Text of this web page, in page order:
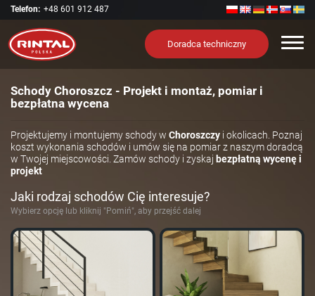
Telefon: +48 601 912 487
Doradca techniczny
Schody Choroszcz - Projekt i montaż, pomiar i
bezpłatna wycena
Projektujemy i montujemy schody w Choroszczy i okolicach. Poznaj
koszt wykonania schodów i umów się na pomiar z naszym doradcą
w Twojej miejscowości. Zamów schody i zyskaj bezpłatną wycenę i
projekt
Jaki rodzaj schodów Cię interesuje?
Wybierz opcję lub kliknij "Pomiń", aby przejść dalej